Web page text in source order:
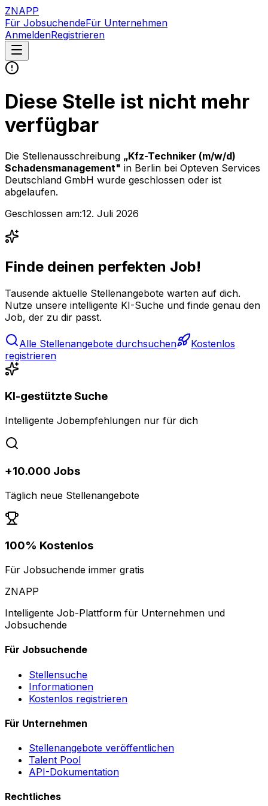
ZNAPP
Für JobsuchendeFür Unternehmen
AnmeldenRegistrieren
Diese Stelle ist nicht mehr
verfügbar
Die Stellenausschreibung „Kfz-Techniker (m/w/d)
Schadensmanagement" in Berlin bei Opteven Services
Deutschland GmbH wurde geschlossen oder ist
abgelaufen.
Geschlossen am:12. Juli 2026
Finde deinen perfekten Job!
Tausende aktuelle Stellenangebote warten auf dich.
Nutze unsere intelligente KI-Suche und finde genau den
Job, der zu dir passt.
Alle Stellenangebote durchsuchen
Kostenlos
registrieren
KI-gestützte Suche
Intelligente Jobempfehlungen nur für dich
+10.000 Jobs
Täglich neue Stellenangebote
100% Kostenlos
Für Jobsuchende immer gratis
ZNAPP
Intelligente Job-Plattform für Unternehmen und
Jobsuchende
Für Jobsuchende
Stellensuche
Informationen
Kostenlos registrieren
Für Unternehmen
Stellenangebote veröffentlichen
Talent Pool
API-Dokumentation
Rechtliches